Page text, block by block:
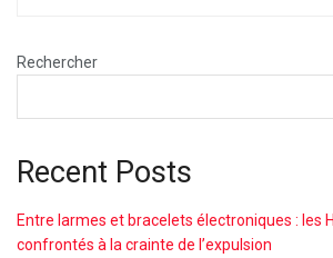
Rechercher
Recent Posts
Entre larmes et bracelets électroniques : les
confrontés à la crainte de l’expulsion